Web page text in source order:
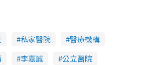
私家醫院
醫療機構
李嘉誠
公立醫院